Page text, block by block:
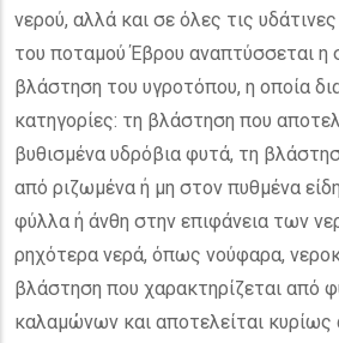
νερού, αλλά και σε όλες τις
του ποταμού Έβρου αναπτύσσεται η
βλάστηση του υγροτόπου, η οποία
κατηγορίες: τη βλάστηση που
βυθισμένα υδρόβια φυτά, τη
από ριζωμένα ή μη στον πυθμένα
φύλλα ή άνθη στην επιφάνεια των
ρηχότερα νερά, όπως νούφαρα,
βλάστηση που χαρακτηρίζεται από
καλαμώνων και αποτελείται κυρίως